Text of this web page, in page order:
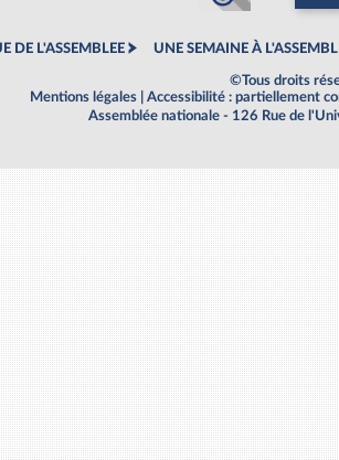
DE L'ASSEMBLEE UNE SEMAINE À
©Tous droits
Mentions légales
Accessibilité : partiellement
Assemblée nationale - 126 Rue de